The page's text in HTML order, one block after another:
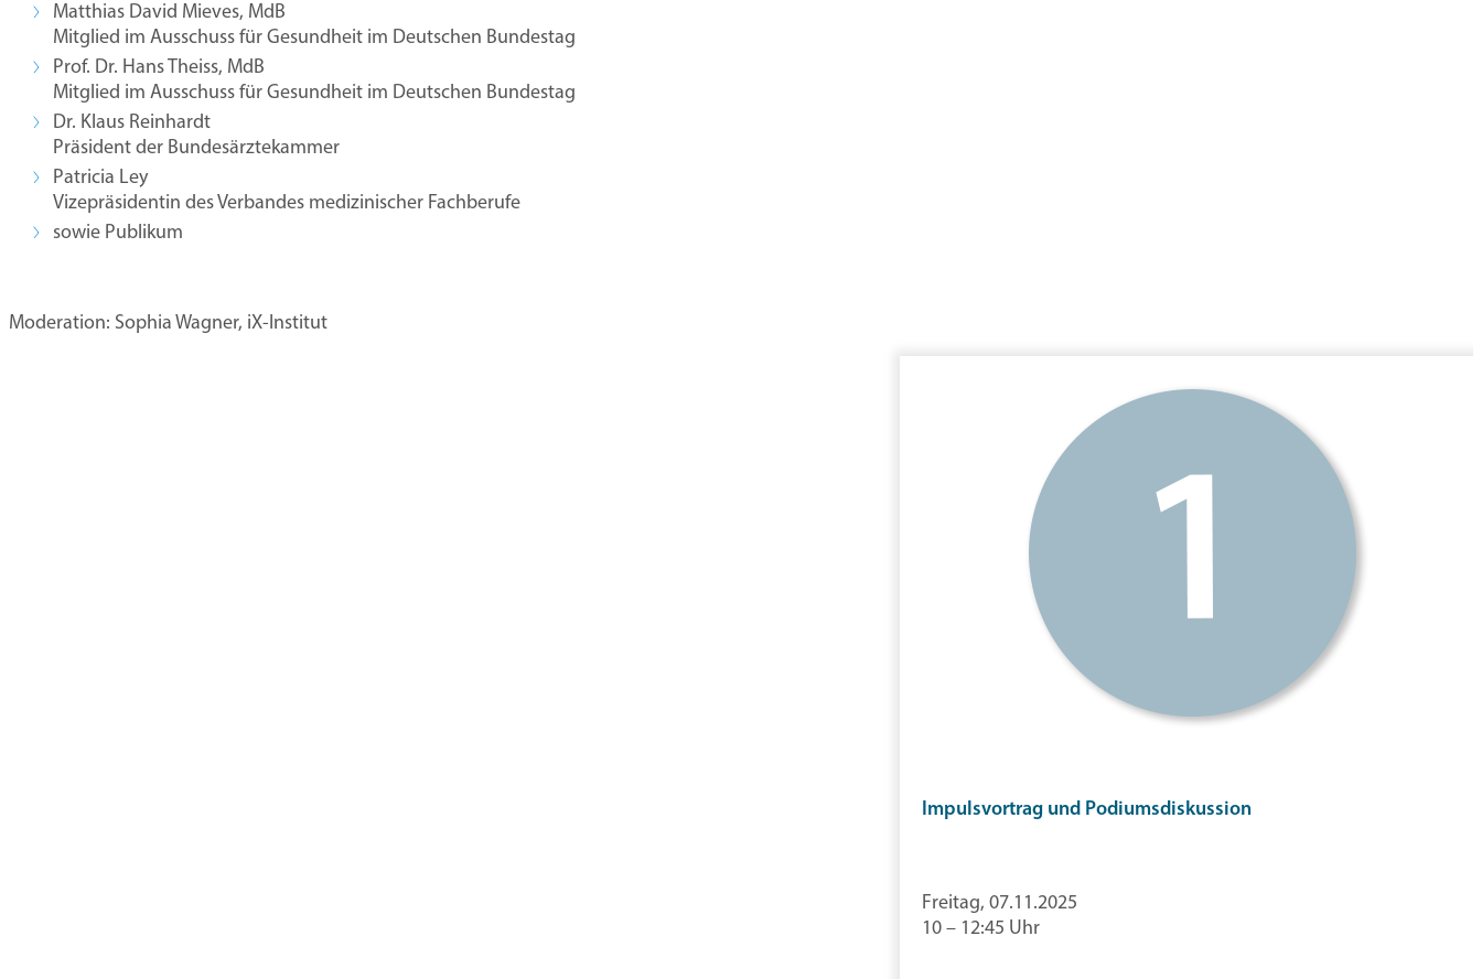
Matthias David Mieves, MdB
Mitglied im Ausschuss für Gesundheit im Deutschen Bundestag
Prof. Dr. Hans Theiss, MdB
Mitglied im Ausschuss für Gesundheit im Deutschen Bundestag
Dr. Klaus Reinhardt
Präsident der Bundesärztekammer
Patricia Ley
Vizepräsidentin des Verbandes medizinischer Fachberufe
sowie Publikum
Moderation: Sophia Wagner, iX-Institut
Impulsvortrag und Podiumsdiskussion
Freitag, 07.11.2025
10 – 12:45 Uhr